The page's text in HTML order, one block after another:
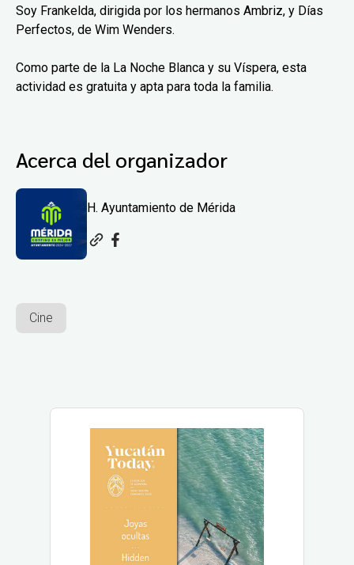
Soy Frankelda, dirigida por los hermanos Ambriz, y Días
Perfectos, de Wim Wenders.
Como parte de la La Noche Blanca y su Víspera, esta
actividad es gratuita y apta para toda la familia.
Acerca del organizador
H. Ayuntamiento de Mérida
Cine